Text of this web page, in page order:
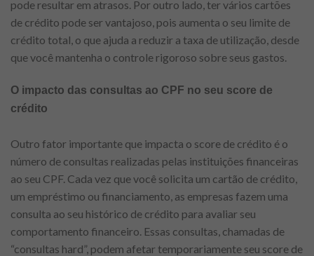
pode resultar em atrasos. Por outro lado, ter vários cartões
de crédito pode ser vantajoso, pois aumenta o seu limite de
crédito total, o que ajuda a reduzir a taxa de utilização, desde
que você mantenha o controle rigoroso sobre seus gastos.
O impacto das consultas ao CPF no seu score de
crédito
Outro fator importante que impacta o score de crédito é o
número de consultas realizadas pelas instituições financeiras
ao seu CPF. Cada vez que você solicita um cartão de crédito,
um empréstimo ou financiamento, as empresas fazem uma
consulta ao seu histórico de crédito para avaliar seu
comportamento financeiro. Essas consultas, chamadas de
“consultas hard”, podem afetar temporariamente seu score de